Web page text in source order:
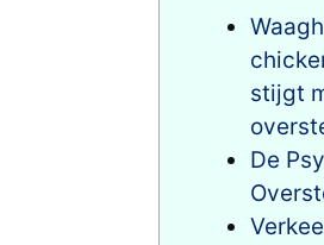
stijgt
De